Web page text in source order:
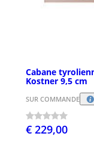
Cabane
Kostner 9,5 cm
SUR COMMANDE
€ 229,00